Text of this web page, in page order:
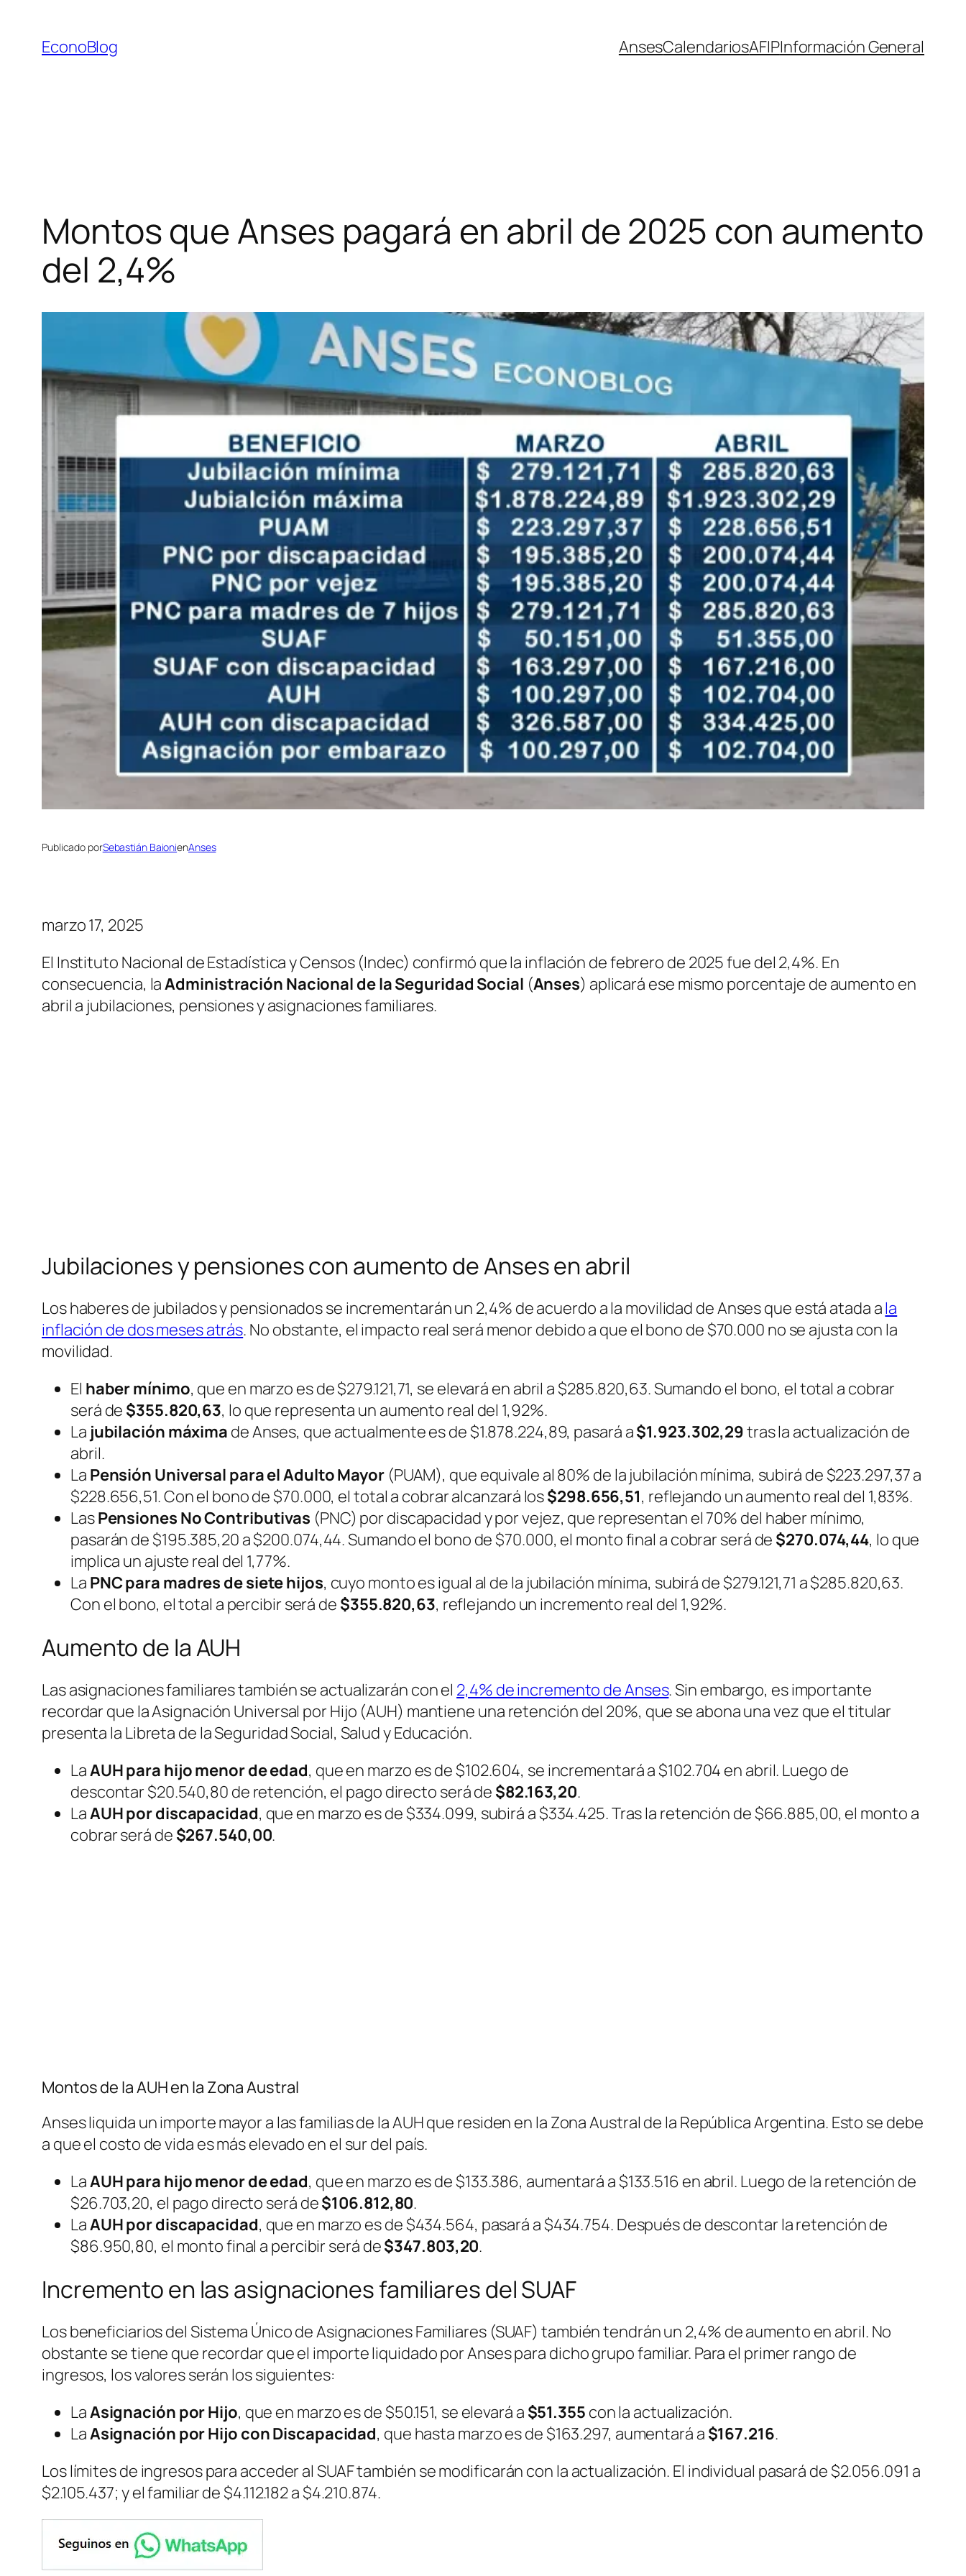
contenido
EconoBlog AnsesCalendariosAFIPInformación General
Montos que Anses pagará en abril de 2025 con aumento
del 2,4%
Publicado porSebastián BaionienAnses
marzo 17, 2025
El Instituto Nacional de Estadística y Censos (Indec) confirmó que la inflación de febrero de 2025 fue del 2,4%. En
consecuencia, laAdministración Nacional de la Seguridad Social (Anses) aplicará ese mismo porcentaje de aumento en
abril a jubilaciones, pensiones y asignaciones familiares.
Jubilaciones y pensiones con aumento de Anses en abril
Los haberes de jubilados y pensionados se incrementarán un 2,4% de acuerdo a la movilidad de Anses que está atada ala
inflación de dos meses atrás. No obstante, el impacto real será menor debido a que el bono de $70.000 no se ajusta con la
movilidad.
El haber mínimo, que en marzo es de $279.121,71, se elevará en abril a $285.820,63. Sumando el bono, el total a cobrar
será de $355.820,63, lo que representa un aumento real del 1,92%.
La jubilación máxima de Anses, que actualmente es de $1.878.224,89, pasará a$1.923.302,29tras la actualización de
abril.
La Pensión Universal para el Adulto Mayor(PUAM), que equivale al 80% de la jubilación mínima, subirá de $223.297,37 a
$228.656,51. Con el bono de $70.000, el total a cobrar alcanzará los$298.656,51, reflejando un aumento real del 1,83%.
LasPensiones No Contributivas (PNC) por discapacidad y por vejez, que representan el 70% del haber mínimo,
pasarán de $195.385,20 a $200.074,44. Sumando el bono de $70.000, el monto final a cobrar será de $270.074,44, lo que
implica un ajuste real del 1,77%.
La PNC para madres de siete hijos, cuyo monto es igual al de la jubilación mínima, subirá de $279.121,71 a $285.820,63.
Con el bono, el total a percibir será de $355.820,63, reflejando un incremento real del 1,92%.
Aumento de la AUH
Las asignaciones familiares también se actualizarán con el 2,4% de incremento de Anses. Sin embargo, es importante
recordar que la Asignación Universal por Hijo (AUH) mantiene una retención del 20%, que se abona una vez que el titular
presenta la Libreta de la Seguridad Social, Salud y Educación.
LaAUH para hijo menor de edad, que en marzo es de $102.604, se incrementará a $102.704 en abril. Luego de
descontar $20.540,80 de retención, el pago directo será de $82.163,20.
LaAUH por discapacidad, que en marzo es de $334.099, subirá a $334.425. Tras la retención de $66.885,00, el monto a
cobrar será de $267.540,00.
Montos de la AUH en la Zona Austral
Anses liquida un importe mayor a las familias de la AUH que residen en la Zona Austral de la República Argentina. Esto se debe
a que el costo de vida es más elevado en el sur del país.
LaAUH para hijo menor de edad, que en marzo es de $133.386, aumentará a $133.516 en abril. Luego de la retención de
$26.703,20, el pago directo será de$106.812,80.
LaAUH por discapacidad, que en marzo es de $434.564, pasará a $434.754. Después de descontar la retención de
$86.950,80, el monto final a percibir será de$347.803,20.
Incremento en las asignaciones familiares del SUAF
Los beneficiarios del Sistema Único de Asignaciones Familiares (SUAF) también tendrán un 2,4% de aumento en abril. No
obstante se tiene que recordar que el importe liquidado por Anses para dicho grupo familiar. Para el primer rango de
ingresos, los valores serán los siguientes:
LaAsignación por Hijo, que en marzo es de $50.151, se elevará a $51.355 con la actualización.
LaAsignación por Hijo con Discapacidad, que hasta marzo es de $163.297, aumentará a $167.216.
Los límites de ingresos para acceder al SUAF también se modificarán con la actualización. El individual pasará de $2.056.091 a
$2.105.437; y el familiar de $4.112.182 a $4.210.874.